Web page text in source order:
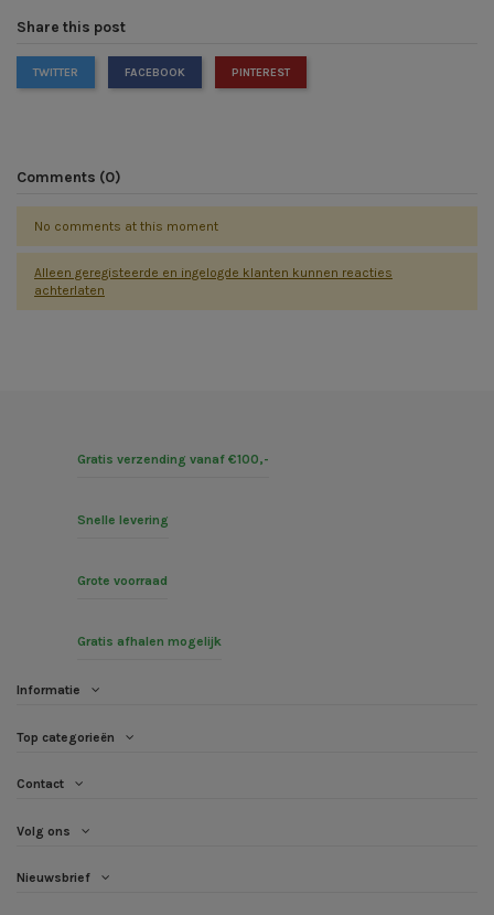
Share this post
TWITTER FACEBOOK PINTEREST
Comments (0)
No comments at this moment
Alleen geregisteerde en ingelogde klanten kunnen reacties
achterlaten
Gratis verzending vanaf €100,-
Snelle levering
Grote voorraad
Gratis afhalen mogelijk
Informatie
Top categorieën
Contact
Volg ons
Nieuwsbrief